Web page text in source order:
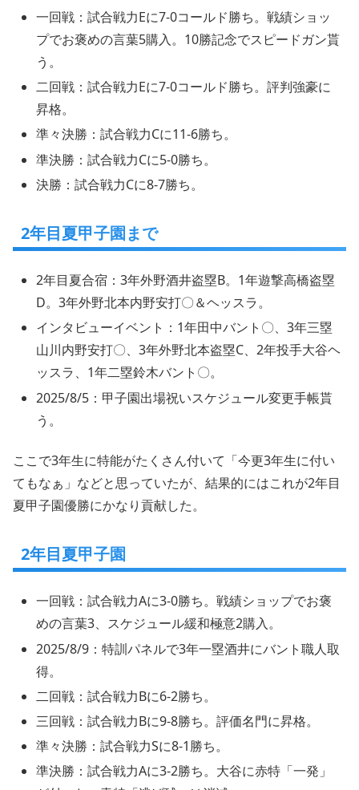
一回戦：試合戦力Eに7-0コールド勝ち。戦績ショッ
プでお褒めの言葉5購入。10勝記念でスピードガン貰
う。
二回戦：試合戦力Eに7-0コールド勝ち。評判強豪に
昇格。
準々決勝：試合戦力Cに11-6勝ち。
準決勝：試合戦力Cに5-0勝ち。
決勝：試合戦力Cに8-7勝ち。
2年目夏甲子園まで
2年目夏合宿：3年外野酒井盗塁B。1年遊撃高橋盗塁
D。3年外野北本内野安打〇＆ヘッスラ。
インタビューイベント：1年田中バント〇、3年三塁
山川内野安打〇、3年外野北本盗塁C、2年投手大谷ヘ
ッスラ、1年二塁鈴木バント〇。
2025/8/5：甲子園出場祝いスケジュール変更手帳貰
う。
ここで3年生に特能がたくさん付いて「今更3年生に付い
てもなぁ」などと思っていたが、結果的にはこれが2年目
夏甲子園優勝にかなり貢献した。
2年目夏甲子園
一回戦：試合戦力Aに3-0勝ち。戦績ショップでお褒
めの言葉3、スケジュール緩和極意2購入。
2025/8/9：特訓パネルで3年一塁酒井にバント職人取
得。
二回戦：試合戦力Bに6-2勝ち。
三回戦：試合戦力Bに9-8勝ち。評価名門に昇格。
準々決勝：試合戦力Sに8-1勝ち。
準決勝：試合戦力Aに3-2勝ち。大谷に赤特「一発」